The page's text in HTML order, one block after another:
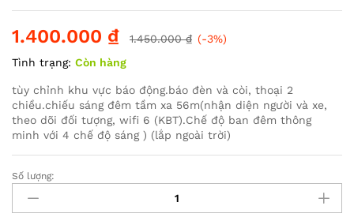
1.400.000 ₫ 1.450.000₫ (-3%)
Tình trạng: Còn hàng
tùy chỉnh khu vực báo động.báo đèn và còi, thoại 2
chiều.chiếu sáng đêm tầm xa 56m(nhận diện người và xe,
theo dõi đối tượng, wifi 6 (KBT).Chế độ ban đêm thông
minh với 4 chế độ sáng ) (lắp ngoài trời)
Camera
Imou
Cruiser
Số lượng: